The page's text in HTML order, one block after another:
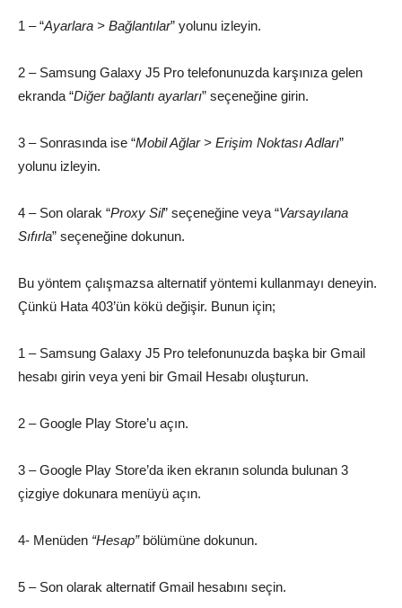
1 – “Ayarlara > Bağlantılar” yolunu izleyin.
2 – Samsung Galaxy J5 Pro telefonunuzda karşınıza gelen
ekranda “Diğer bağlantı ayarları” seçeneğine girin.
3 – Sonrasında ise “Mobil Ağlar > Erişim Noktası Adları”
yolunu izleyin.
4 – Son olarak “Proxy Sil” seçeneğine veya “Varsayılana
Sıfırla” seçeneğine dokunun.
Bu yöntem çalışmazsa alternatif yöntemi kullanmayı deneyin.
Çünkü Hata 403’ün kökü değişir. Bunun için;
1 – Samsung Galaxy J5 Pro telefonunuzda başka bir Gmail
hesabı girin veya yeni bir Gmail Hesabı oluşturun.
2 – Google Play Store’u açın.
3 – Google Play Store’da iken ekranın solunda bulunan 3
çizgiye dokunara menüyü açın.
4- Menüden “Hesap”bölümüne dokunun.
5 – Son olarak alternatif Gmail hesabını seçin.